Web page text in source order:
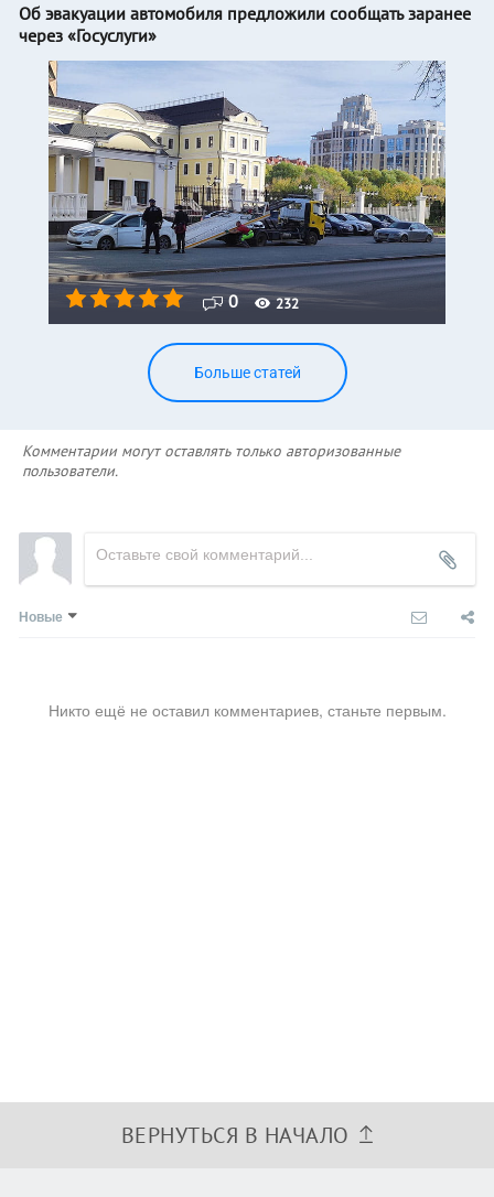
0 232
Об эвакуации автомобиля предложили сообщать заранее
через «Госуслуги»
Больше статей
Комментарии могут оставлять только авторизованные
пользователи.
Новые
Никто ещё не оставил комментариев, станьте первым.
ВЕРНУТЬСЯ В НАЧАЛО